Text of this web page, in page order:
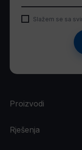
Proizvodi
Rješenja
Slažem se sa